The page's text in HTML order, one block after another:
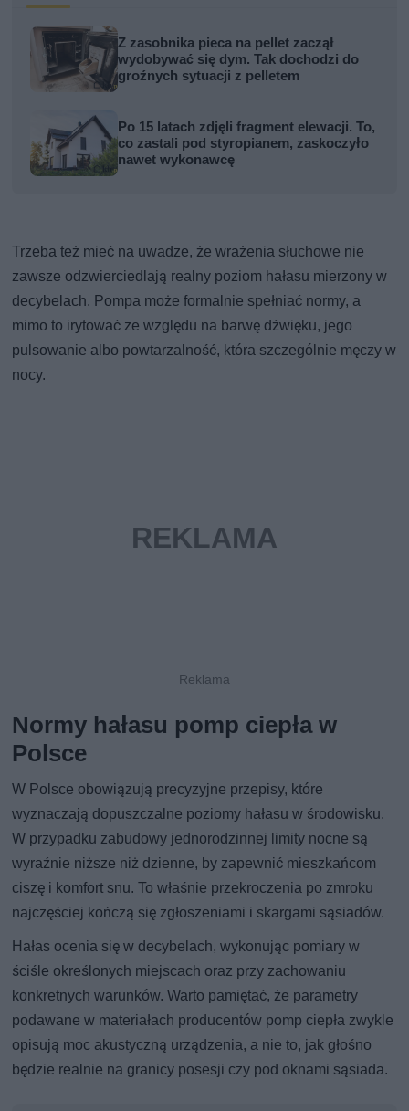
Z zasobnika pieca na pellet zaczął
wydobywać się dym. Tak dochodzi do
groźnych sytuacji z pelletem
Po 15 latach zdjęli fragment elewacji. To,
co zastali pod styropianem, zaskoczyło
nawet wykonawcę
Trzeba też mieć na uwadze, że wrażenia słuchowe nie
zawsze odzwierciedlają realny poziom hałasu mierzony w
decybelach. Pompa może formalnie spełniać normy, a
mimo to irytować ze względu na barwę dźwięku, jego
pulsowanie albo powtarzalność, która szczególnie męczy w
nocy.
Normy hałasu pomp ciepła w
Polsce
W Polsce obowiązują precyzyjne przepisy, które
wyznaczają dopuszczalne poziomy hałasu w środowisku.
W przypadku zabudowy jednorodzinnej limity nocne są
wyraźnie niższe niż dzienne, by zapewnić mieszkańcom
ciszę i komfort snu. To właśnie przekroczenia po zmroku
najczęściej kończą się zgłoszeniami i skargami sąsiadów.
Hałas ocenia się w decybelach, wykonując pomiary w
ściśle określonych miejscach oraz przy zachowaniu
konkretnych warunków. Warto pamiętać, że parametry
podawane w materiałach producentów pomp ciepła zwykle
opisują moc akustyczną urządzenia, a nie to, jak głośno
będzie realnie na granicy posesji czy pod oknami sąsiada.